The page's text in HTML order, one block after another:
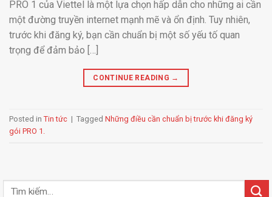
PRO 1 của Viettel là một lựa chọn hấp dẫn cho những ai cần
một đường truyền internet mạnh mẽ và ổn định. Tuy nhiên,
trước khi đăng ký, bạn cần chuẩn bị một số yếu tố quan
trọng để đảm bảo […]
CONTINUE READING →
Posted in Tin tức | Tagged Những điều cần chuẩn bị trước khi đăng ký
gói PRO 1.